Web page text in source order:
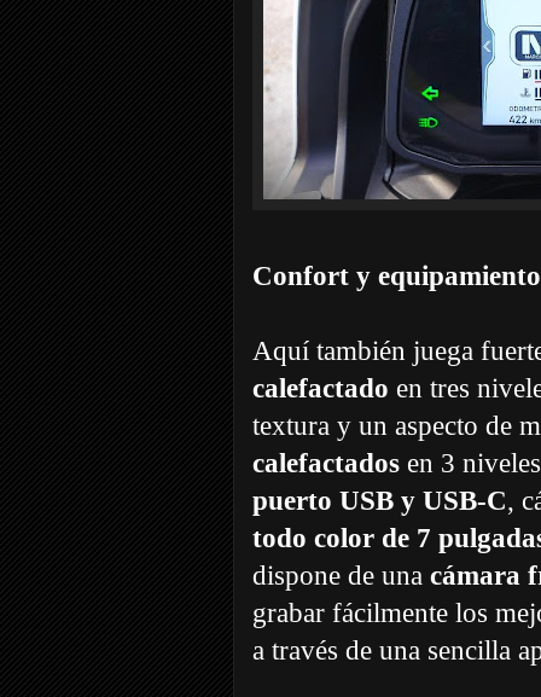
Confort y
Aquí también juega
calefactado en tres
textura y un aspecto de
calefactados en 3
puerto USB y USB-C,
todo color de 7
dispone de una cámara
grabar fácilmente los
a través de una sencilla